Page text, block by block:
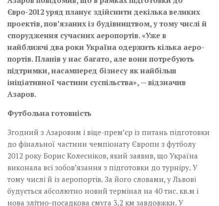
Євро-2012 уряд планує здійснити декілька великих
проектів, пов’язаних із будівництвом, у тому числі й
спорудження сучасних аеропортів. «Уже в
найближчі­ два роки Україна одержить кілька аеро­
портів. Планів у нас багато, але вони потребують
підтримки, насамперед бізнесу як найбільш
ініціативної частини суспільства», — відзначив
Азаров.
Футбольна готовність
Згодний з Азаровим і віце-прем’єр із питань підготовки
до фінальної частини чемпіонату Європи з футболу
2012 року Борис Колесніков, який заявив, що Україна
виконала всі зобов’язання з підготовки до турніру. У
тому числі й із аеропортів. За його словами, у Львові
будується абсолютно новий термінал на 40 тис. кв.м і
нова злітно-посадкова смуга 3,2 км завдовжки. У